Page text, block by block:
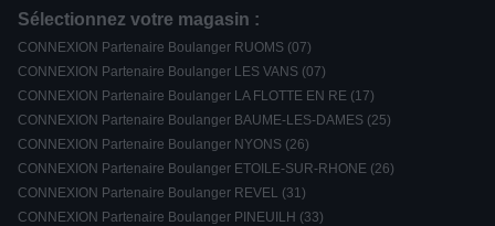
Sélectionnez votre magasin :
CONNEXION Partenaire Boulanger RUOMS (07)
CONNEXION Partenaire Boulanger LES VANS (07)
CONNEXION Partenaire Boulanger LA FLOTTE EN RE (17)
CONNEXION Partenaire Boulanger BAUME-LES-DAMES (25)
CONNEXION Partenaire Boulanger NYONS (26)
CONNEXION Partenaire Boulanger ETOILE-SUR-RHONE (26)
CONNEXION Partenaire Boulanger REVEL (31)
CONNEXION Partenaire Boulanger PINEUILH (33)